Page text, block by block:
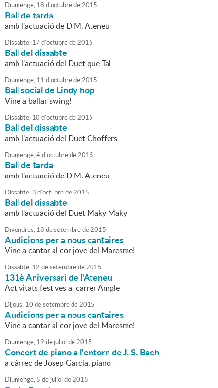
Diumenge, 18 d'octubrede2015
Ball de tarda
amb l'actuació de D.M. Ateneu
Dissabte, 17 d'octubrede2015
Ball del dissabte
amb l'actuació del Duet que Tal
Diumenge, 11 d'octubrede2015
Ball social de Lindy hop
Vine a ballar swing!
Dissabte, 10 d'octubrede2015
Ball del dissabte
amb l'actuació del Duet Choffers
Diumenge,4d'octubrede2015
Ball de tarda
amb l'actuació de D.M. Ateneu
Dissabte,3 d'octubrede2015
Ball del dissabte
amb l'actuació del Duet Maky Maky
Divendres, 18 desetembrede2015
Audicions per a nous cantaires
Vine a cantar al cor jove del Maresme!
Dissabte, 12 desetembrede2015
131è Aniversari de l'Ateneu
Activitats festives al carrer Ample
Dijous, 10 desetembrede2015
Audicions per a nous cantaires
Vine a cantar al cor jove del Maresme!
Diumenge, 19 de juliol de2015
Concert de piano a l'entorn de J. S. Bach
a càrrec de Josep Garcia, piano
Diumenge, 5 de juliol de2015